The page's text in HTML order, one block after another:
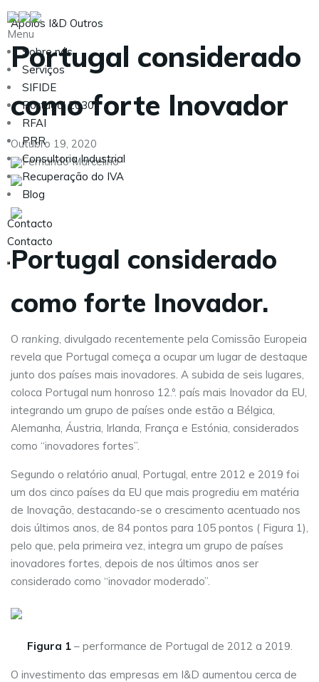
Menu
Sobre nós
Serviços
SIFIDE
Portugal 2030
RFAI
PRR
Consultoria Industrial
Recuperação do IVA
Blog
Contacto
Contacto
Apoios I&D Outros
Portugal considerado
como forte Inovador
Outubro 19, 2020
Fernando Marcelino
Portugal considerado
como forte Inovador.
O ranking, divulgado recentemente pela Comissão Europeia
revela que Portugal começa a ocupar um lugar de destaque
junto dos países mais inovadores. A subida de seis lugares,
coloca Portugal num honroso 12.º. país mais Inovador da EU,
integrando um grupo de países onde estão a Bélgica,
Alemanha, Áustria, Irlanda, França e Estónia, considerados
como “inovadores fortes”.
Segundo o relatório anual, Portugal, entre 2012 e 2019 foi
um dos cinco países da EU que mais progrediu em matéria
de Inovação, destacando-se o crescimento acentuado nos
dois últimos anos, de 84 pontos para 105 pontos ( Figura 1),
pelo que, pela primeira vez, integra um grupo de países
inovadores fortes, depois de nos últimos anos ser
considerado como “inovador moderado”.
Figura 1– performance de Portugal de 2012 a 2019.
O investimento das empresas em I&D aumentou cerca de